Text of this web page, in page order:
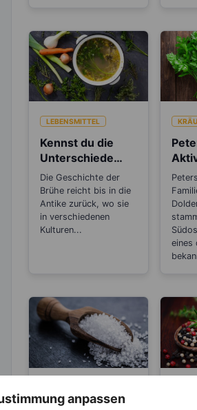
anpassen
LEBENSMITTEL
Kennst du die
Unterschiede
zwischen Brühe,
Fond und
Bouillon?
Die Geschichte der
Brühe reicht bis in die
Antike zurück, wo sie
in verschiedenen
Kulturen...
von
eines
KRÄUTER & GEWÜRZE